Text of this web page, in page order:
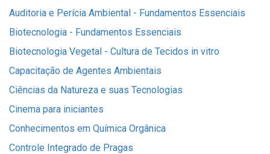
Auditoria e Perícia Ambiental - Fundamentos Essenciais
Biotecnologia - Fundamentos Essenciais
Biotecnologia Vegetal - Cultura de Tecidos in vitro
Capacitação de Agentes Ambientais
Ciências da Natureza e suas Tecnologias
Cinema para iniciantes
Conhecimentos em Química Orgânica
Controle Integrado de Pragas